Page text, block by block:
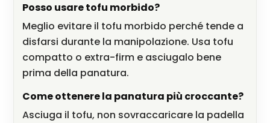
Posso usare tofu morbido?
Meglio evitare il tofu morbido perché tende a
disfarsi durante la manipolazione. Usa tofu
compatto o extra-firm e asciugalo bene
prima della panatura.
Come ottenere la panatura più croccante?
Asciuga il tofu, non sovraccaricare la padella